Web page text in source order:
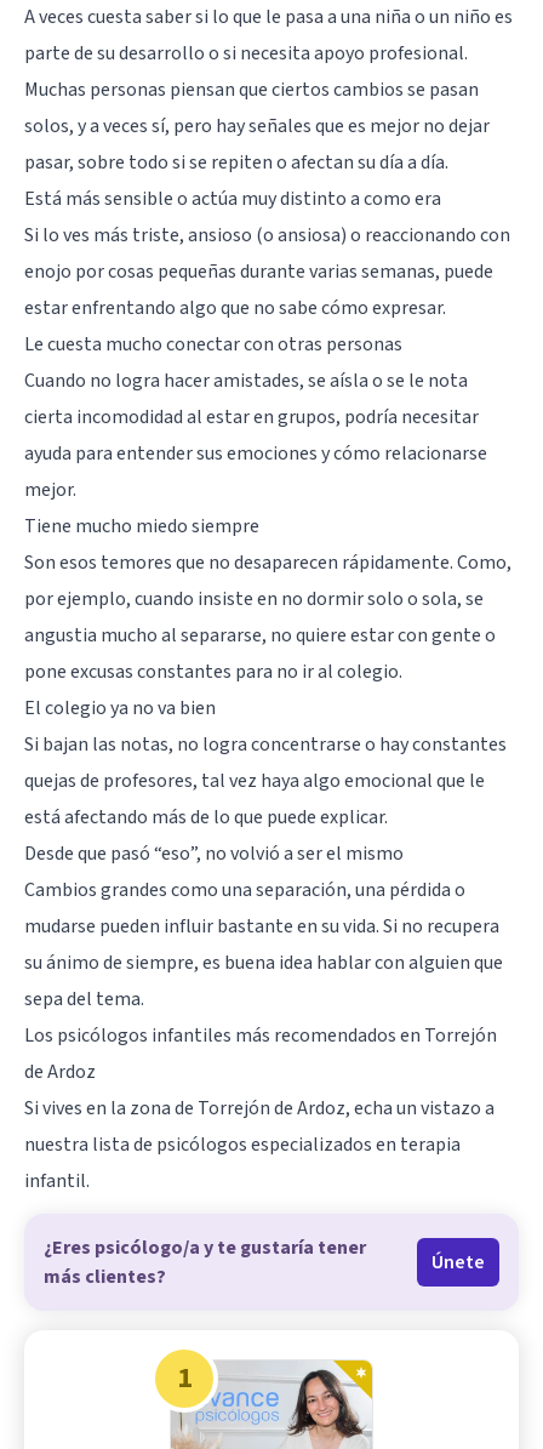
A veces cuesta saber si lo que le pasa a una niña o un niño es
parte de su desarrollo o si necesita apoyo profesional.
Muchas personas piensan que ciertos cambios se pasan
solos, y a veces sí, pero hay señales que es mejor no dejar
pasar, sobre todo si se repiten o afectan su día a día.
Está más sensible o actúa muy distinto a como era
Si lo ves más triste, ansioso (o ansiosa) o reaccionando con
enojo por cosas pequeñas durante varias semanas, puede
estar enfrentando algo que no sabe cómo expresar.
Le cuesta mucho conectar con otras personas
Cuando no logra hacer amistades, se aísla o se le nota
cierta incomodidad al estar en grupos, podría necesitar
ayuda para entender sus emociones y cómo relacionarse
mejor.
Tiene mucho miedo siempre
Son esos temores que no desaparecen rápidamente. Como,
por ejemplo, cuando insiste en no dormir solo o sola, se
angustia mucho al separarse, no quiere estar con gente o
pone excusas constantes para no ir al colegio.
El colegio ya no va bien
Si bajan las notas, no logra concentrarse o hay constantes
quejas de profesores, tal vez haya algo emocional que le
está afectando más de lo que puede explicar.
Desde que pasó “eso”, no volvió a ser el mismo
Cambios grandes como una separación, una pérdida o
mudarse pueden influir bastante en su vida. Si no recupera
su ánimo de siempre, es buena idea hablar con alguien que
sepa del tema.
Los psicólogos infantiles más recomendados en Torrejón
de Ardoz
Si vives en la zona de Torrejón de Ardoz, echa un vistazo a
nuestra lista de psicólogos especializados en terapia
infantil.
¿Eres psicólogo/a y te gustaría tener
más clientes?
Únete
1